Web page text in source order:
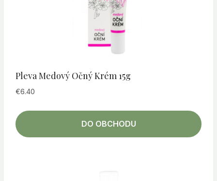
Pleva Medový Očný Krém 15g
€6.40
DO OBCHODU